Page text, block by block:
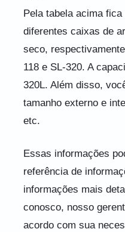
Pela tabela acima
diferentes caixas de
seco,
118 e SL-320. A
320L. Além disso,
tamanho externo e
etc.
Essas informações
referência de
informações mais
conosco, nosso
acordo com sua